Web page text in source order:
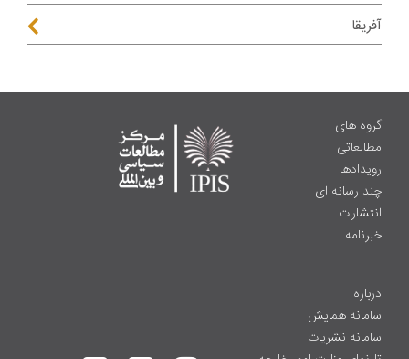
آفریقا
گروه های
مطالعاتی
رویدادها
چند رسانه ای
انتشارات
خبرنامه
درباره
سامانه همایش
سامانه نشریات